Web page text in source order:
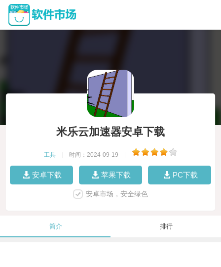
米乐云加速器安卓下载
工具 时间：2024-09-19
安卓下载 苹果下载 PC下载
安卓市场，安全绿色
简介 排行